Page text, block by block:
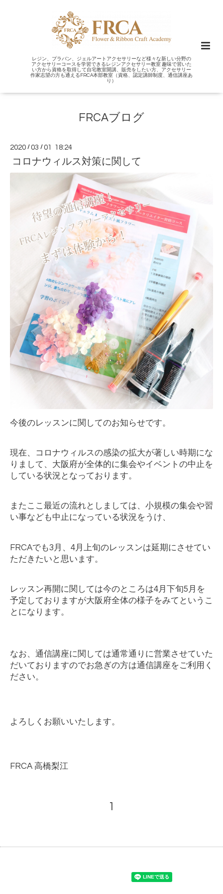
レジン、プラバン、ジェルアートアクセサリーなど様々な新しい分野の
アクセサリーコースを学習できるレジンアクセサリー教室 趣味で習いた
い方から資格を取得して自宅教室開講、販売をしたい方、アクセサリー
作家志望の方も通えるFRCA本部教室（資格、認定講師制度、通信講座あ
り）
FRCAブログ
2020 /03 /01 18:24
コロナウィルス対策に関して
今後のレッスンに関してのお知らせです。
現在、コロナウィルスの感染の拡大が著しい時期にな
りまして、大阪府が全体的に集会やイベントの中止を
している状況となっております。
またここ最近の流れとしましては、小規模の集会や習
い事なども中止になっている状況をうけ、
FRCAでも3 月、 4月上旬のレッスンは延期にさせてい
ただきたいと思います。
レッスン再開に関しては今のところは4月下旬5 月を
予定しておりますが大阪府全体の様子をみてというこ
とになります。
なお、通信講座に関しては通常通りに営業させていた
だいておりますのでお急ぎの方は通信講座をご利用く
ださい。
よろしくお願いいたします。
FRCA 高橋梨江
1